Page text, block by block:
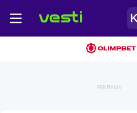
РЕКЛАМА